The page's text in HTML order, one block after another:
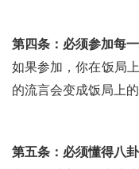
第四条：必须参加每
如果参加，你在饭局
的流言会变成饭局上的
第五条：必须懂得八